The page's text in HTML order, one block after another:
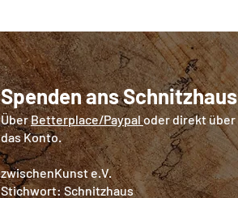
Spenden ans Schnitzhaus
ÜberBetterplace/Paypaloder direkt über
das Konto.
zwischenKunst e.V.
Stichwort: Schnitzhaus